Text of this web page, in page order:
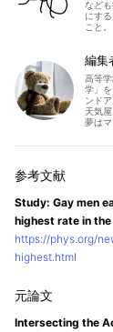
など
にす
こと。
高等
学」
ンド
天気
夢は
Study: Gay men
highest rate in the
https://phys.org/
highest.html
Intersecting the